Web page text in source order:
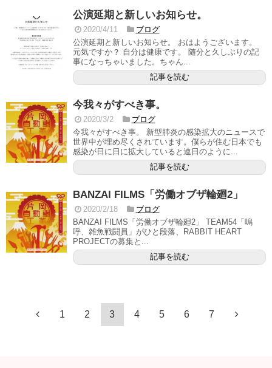
公演延期と新しいお知らせ。
2020/4/11
ブログ
公演延期と新しいお知らせ。 おはようございます。
元気ですか？ 自分は健康です。 随分と久しぶりの記
事になっちゃいました。ちゃん...
記事を読む
今我々がすべき事。
2020/3/2
ブログ
今我々がすべき事。 新型肺炎の感染拡大のニュースで
世界中が埋め尽くされています。僕らが住む日本でも
感染が日に日に拡大していると連日のように...
記事を読む
BANZAI FILMS「労働オブザ輪廻2」
2020/2/18
ブログ
BANZAI FILMS「労働オブザ輪廻2」 TEAM54「嗚
呼、雑魚戦闘員」がひと段落、RABBIT HEART
PROJECTの募集と...
記事を読む
1 2 3 4 5 6 7